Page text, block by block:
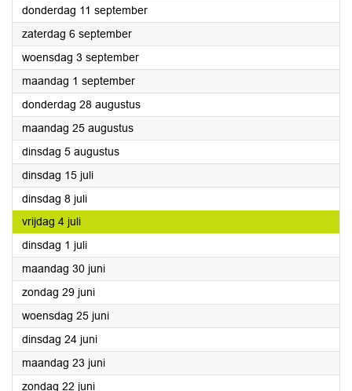
donderdag 11 september2025
zaterdag 6 september2025
woensdag 3 september2025
maandag 1 september2025
donderdag 28 augustus2025
maandag 25 augustus2025
dinsdag 5 augustus2025
dinsdag 15 juli2025
dinsdag 8 juli2025
vrijdag 4 juli2025
dinsdag 1 juli2025
maandag 30 juni2025
zondag 29 juni2025
woensdag 25 juni2025
dinsdag 24 juni2025
maandag 23 juni2025
zondag 22 juni2025